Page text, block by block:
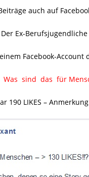
auch auf
Ex-Berufsjugendliche
Facebook-Account
Was sind das für
190 LIKES –